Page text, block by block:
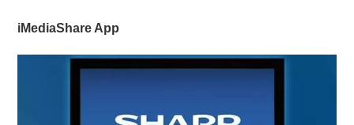
iMediaShare App